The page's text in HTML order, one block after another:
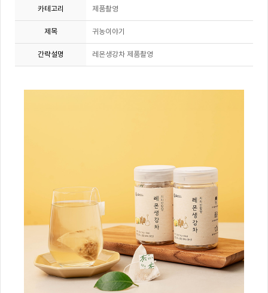
카테고리 제품촬영
제목 귀농이야기
간략설명 레몬생강차 제품촬영